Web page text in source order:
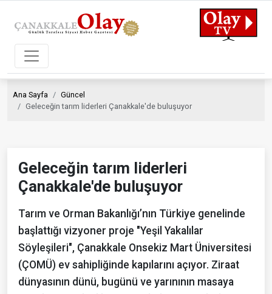
Ana Sayfa
Güncel
Geleceğin tarım liderleri Çanakkale'de buluşuyor
Geleceğin tarım liderleri
Çanakkale'de buluşuyor
Tarım ve Orman Bakanlığı’nın Türkiye genelinde
başlattığı vizyoner proje "Yeşil Yakalılar
Söyleşileri", Çanakkale Onsekiz Mart Üniversitesi
(ÇOMÜ) ev sahipliğinde kapılarını açıyor. Ziraat
dünyasının dünü, bugünü ve yarınının masaya